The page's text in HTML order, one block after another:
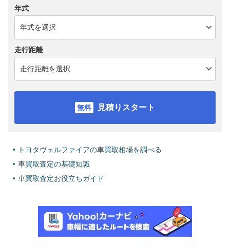
年式
走行距離
見積りスタート
トヨタヴェルファイアの車買取相場を調べる
車買取査定の基礎知識
車買取査定お役立ちガイド